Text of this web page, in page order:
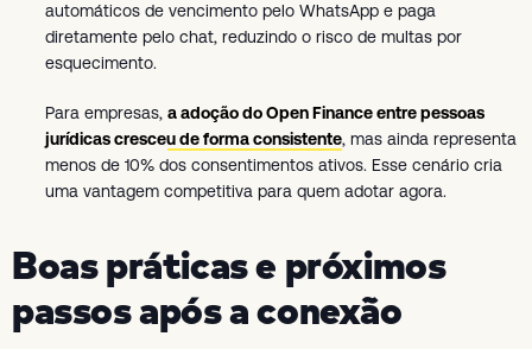
automáticos de vencimento pelo WhatsApp e paga
diretamente pelo chat, reduzindo o risco de multas por
esquecimento.
Para empresas, a adoção do Open Finance entre pessoas
jurídicas cresceu de forma consistente, mas ainda representa
menos de 10% dos consentimentos ativos. Esse cenário cria
uma vantagem competitiva para quem adotar agora.
Boas práticas e próximos
passos após a conexão